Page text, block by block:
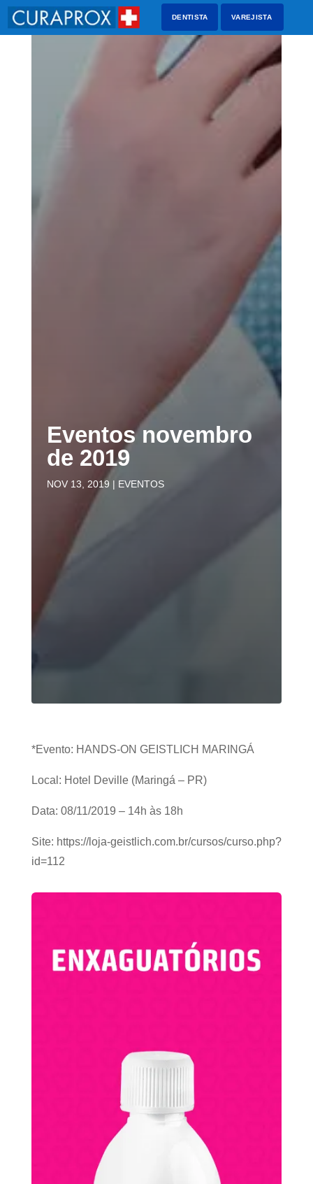
DENTISTA VAREJISTA
Eventos novembro
de 2019
NOV 13, 2019 | EVENTOS
*Evento: HANDS-ON GEISTLICH MARINGÁ
Local: Hotel Deville (Maringá – PR)
Data: 08/11/2019 – 14h às 18h
Site: https://loja-geistlich.com.br/cursos/curso.php?
id=112